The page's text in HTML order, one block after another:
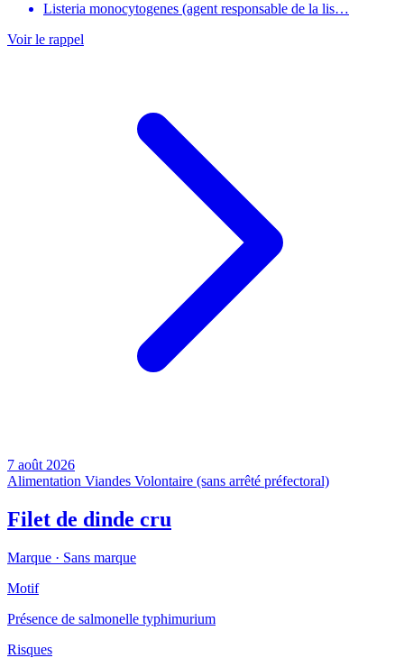
Listeria monocytogenes (agent responsable de la lis…
Voir le rappel
7 août 2026
Alimentation Viandes Volontaire (sans arrêté préfectoral)
Filet de dinde cru
Marque · Sans marque
Motif
Présence de salmonelle typhimurium
Risques